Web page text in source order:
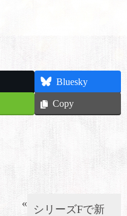
Bluesky
Copy
«
シリーズFで新